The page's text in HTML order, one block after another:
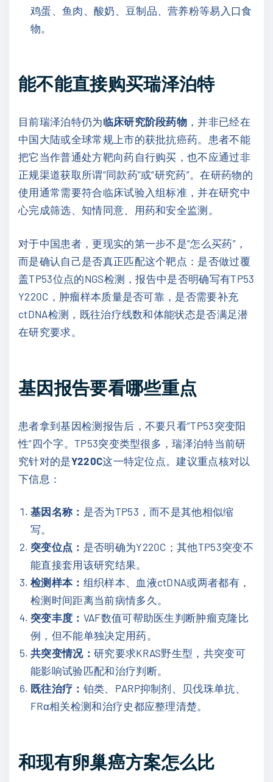
鸡蛋、鱼肉、酸奶、豆制品、营养粉等易入口食
物。
能不能直接购买瑞泽泊特
目前瑞泽泊特仍为临床研究阶段药物 ，并非已经在
中国大陆或全球常规上市的获批抗癌药。患者不能
把它当作普通处方靶向药自行购买，也不应通过非
正规渠道获取所谓“同款药”或“研究药”。在研药物的
使用通常需要符合临床试验入组标准，并在研究中
心完成筛选、知情同意、用药和安全监测。
对于中国患者，更现实的第一步不是“怎么买药”，
而是确认自己是否真正匹配这个靶点：是否做过覆
盖TP53位点的NGS检测，报告中是否明确写有TP53
Y220C，肿瘤样本质量是否可靠，是否需要补充
ctDNA检测，既往治疗线数和体能状态是否满足潜
在研究要求。
基因报告要看哪些重点
患者拿到基因检测报告后，不要只看“TP53突变阳
性”四个字。TP53突变类型很多，瑞泽泊特当前研
究针对的是Y220C这一特定位点。建议重点核对以
下信息：
基因名称： 是否为TP53，而不是其他相似缩
写。
突变位点： 是否明确为Y220C；其他TP53突变不
能直接套用该研究结果。
检测样本： 组织样本、血液ctDNA或两者都有，
检测时间距离当前病情多久。
突变丰度： VAF数值可帮助医生判断肿瘤克隆比
例，但不能单独决定用药。
共突变情况： 研究要求KRAS野生型，共突变可
能影响试验匹配和治疗判断。
既往治疗： 铂类、PARP抑制剂、贝伐珠单抗、
FRα相关检测和治疗史都应整理清楚。
和现有卵巢癌方案怎么比